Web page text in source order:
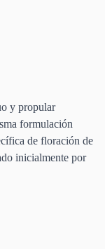
y propular
formulación
de floración de
inicialmente por